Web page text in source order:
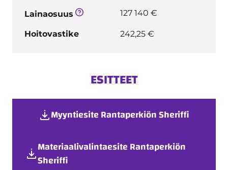
Lainaosuus 127 140 €
Hoitovastike 242,25 €
ESITTEET
Myyntiesite Rantaperkiön Sheriffi
Materiaalivalintaesite Rantaperkiön
Sheriffi